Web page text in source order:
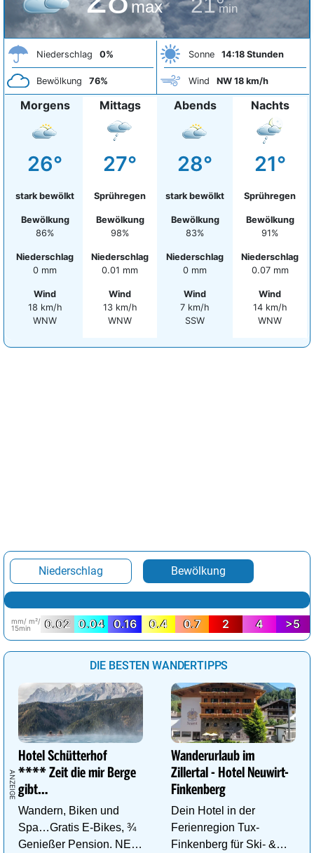
max min
Niederschlag 0%
Bewölkung 76%
Sonne 14:18 Stunden
Wind NW 18 km/h
Morgens
26°
stark bewölkt
Bewölkung
86%
Niederschlag
0 mm
Wind
18 km/h
WNW
Mittags
27°
Sprühregen
Bewölkung
98%
Niederschlag
0.01 mm
Wind
13 km/h
WNW
Abends
28°
stark bewölkt
Bewölkung
83%
Niederschlag
0 mm
Wind
7 km/h
SSW
Nachts
21°
Sprühregen
Bewölkung
91%
Niederschlag
0.07 mm
Wind
14 km/h
WNW
Niederschlag Bewölkung
mm/ m²/
15min
0.02 0.04 0.16 0.4 0.7 2 4 >5
DIE BESTEN WANDERTIPPS
Hotel Schütterhof
**** Zeit die mir Berge
gibt…
Wandern, Biken und
Spa…Gratis E-Bikes, ¾
Genießer Pension. NEU:
Wanderurlaub im
Zillertal - Hotel Neuwirt-
Finkenberg
Dein Hotel in der
Ferienregion Tux-
Finkenberg für Ski- &